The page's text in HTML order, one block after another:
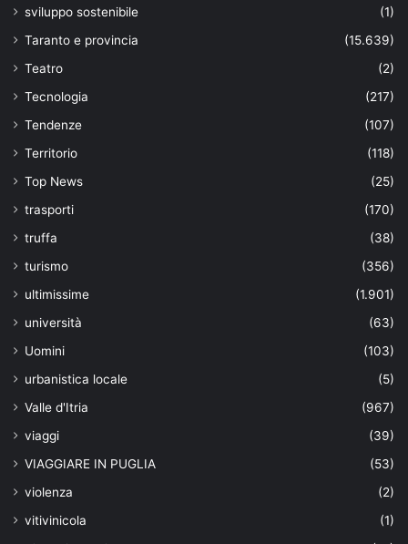
sviluppo sostenibile
(1)
Taranto e provincia
(15.639)
Teatro
(2)
Tecnologia
(217)
Tendenze
(107)
Territorio
(118)
Top News
(25)
trasporti
(170)
truffa
(38)
turismo
(356)
ultimissime
(1.901)
università
(63)
Uomini
(103)
urbanistica locale
(5)
Valle d'Itria
(967)
viaggi
(39)
VIAGGIARE IN PUGLIA
(53)
violenza
(2)
vitivinicola
(1)